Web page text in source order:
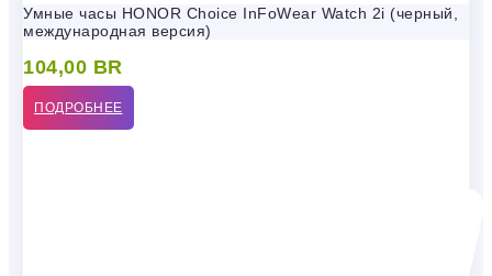
Умные часы HONOR Choice InFoWear Watch 2i (черный,
международная версия)
104,00 BR
ПОДРОБНЕЕ